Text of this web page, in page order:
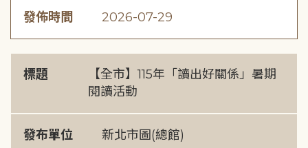
發佈時間 2026-07-29
標題
【全市】115年「讀出好關係」暑期
閱讀活動
發布單位 新北市圖(總館)